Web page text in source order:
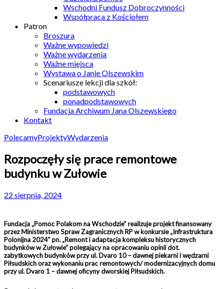
Wschodni Fundusz Dobroczynności
Współpraca z Kościołem
Patron
Broszura
Ważne wypowiedzi
Ważne wydarzenia
Ważne miejsca
Wystawa o Janie Olszewskim
Scenariusze lekcji dla szkół:
podstawowych
ponadpodstawowych
Fundacja Archiwum Jana Olszewskiego
Kontakt
PolecamyProjektyWydarzenia
Rozpoczęły się prace remontowe
budynku w Zułowie
22 sierpnia, 2024
Fundacja „Pomoc Polakom na Wschodzie” realizuje projekt finansowany
przez Ministerstwo Spraw Zagranicznych RP w konkursie „Infrastruktura
Polonijna 2024” pn. „Remont i adaptacja kompleksu historycznych
budynków w Zułowie” polegający na opracowaniu opinii dot.
zabytkowych budynków przy ul. Dvaro 10 – dawnej piekarni i wędzarni
Piłsudskich oraz wykonaniu prac remontowych/ modernizacyjnych domu
przy ul. Dvaro 1 – dawnej oficyny dworskiej Piłsudskich.